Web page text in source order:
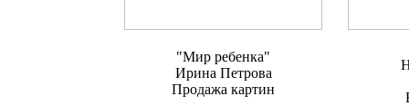
"Мир ребенка"
Ирина Петрова
Продажа картин